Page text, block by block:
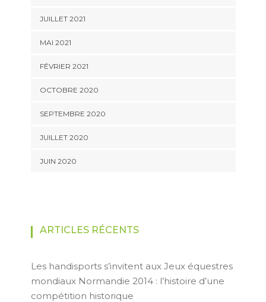
JUILLET 2021
MAI 2021
FÉVRIER 2021
OCTOBRE 2020
SEPTEMBRE 2020
JUILLET 2020
JUIN 2020
ARTICLES RÉCENTS
Les handisports s’invitent aux Jeux équestres
mondiaux Normandie 2014 : l’histoire d’une
compétition historique